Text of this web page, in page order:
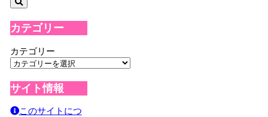
カテゴリー
カテゴリー
サイト情報
このサイトにつ